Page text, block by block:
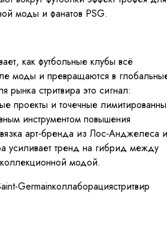
моды и фанатов PSG.
как футбольные клубы всё
моды и превращаются в
рынка стритвира это сигнал:
проекты и точечные
инструментом повышения
арт‑бренда из Лос‑Анджелеса и
усиливает тренд на гибрид между
модой.
Germainколлаборациястритвир